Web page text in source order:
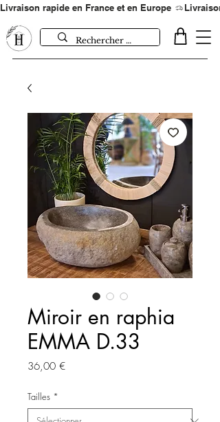
Livraison rapide en France et en Europe
Miroir en raphia
EMMA D.33
36,00 €Prix
Tailles *